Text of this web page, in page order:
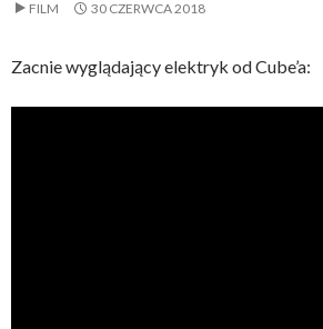
FILM 30 CZERWCA 2018
Zacnie wyglądający elektryk od Cube’a: